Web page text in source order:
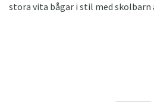
stora vita bågar i stil med skolbarn